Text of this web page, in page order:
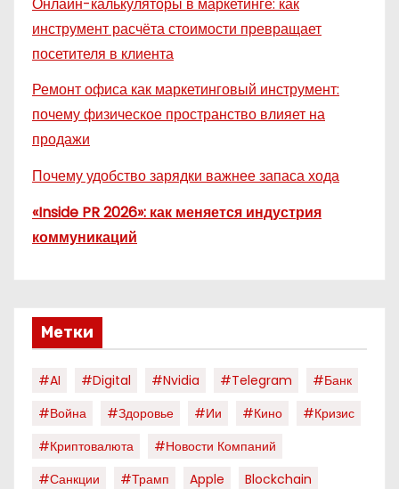
инструмент расчёта стоимости превращает
посетителя в клиента
Ремонт офиса как маркетинговый инструмент:
почему физическое пространство влияет на
продажи
Почему удобство зарядки важнее запаса хода
«Inside PR 2026»: как меняется индустрия
коммуникаций
Метки
#AI #digital #nvidia #telegram
#банк
#война
#здоровье #ии #кино
#кризис
#криптовалюта
#новости Компаний
#санкции
#трамп Apple
Blockchain